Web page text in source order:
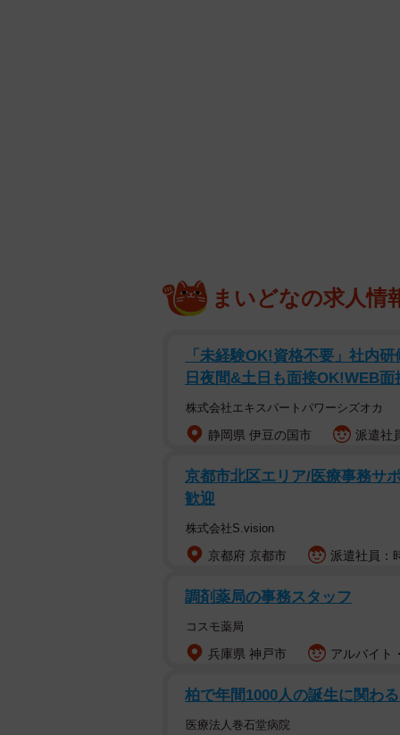
まいどなの求人情
「未経験OK!資格不要」社内
日夜間&土日も面接OK!WEB
株式会社エキスパートパワーシズオカ
静岡県 伊豆の国市 派遣社
京都市北区エリア/医療事務サ
歓迎
株式会社S.vision
京都府 京都市 派遣社員：
調剤薬局の事務スタッフ
コスモ薬局
兵庫県 神戸市 アルバイト
柏で年間1000⼈の誕⽣に関わ
医療法人巻石堂病院